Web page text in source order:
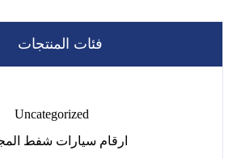
فئات المنتجات
Uncategorized
ارقام سيارات شفط